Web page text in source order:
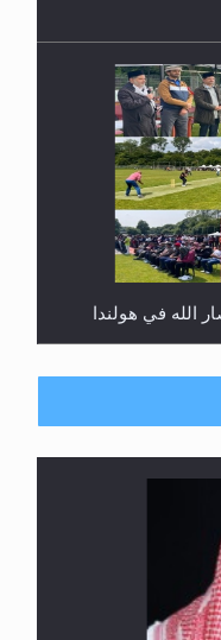
الله في هولندا
من مدرسة الحفظ